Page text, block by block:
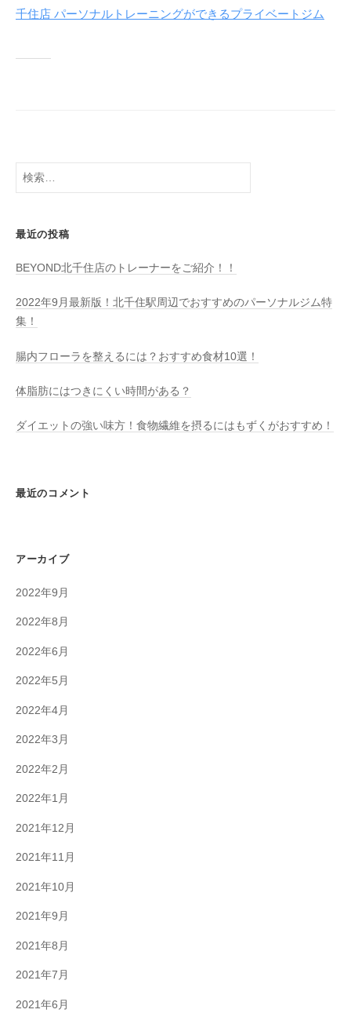
千住店 パーソナルトレーニングができるプライベートジム
検
最近の投稿
BEYOND北千住店のトレーナーをご紹介！！
2022年9月最新版！北千住駅周辺でおすすめのパーソナルジム特
集！
腸内フローラを整えるには？おすすめ食材10選！
体脂肪にはつきにくい時間がある？
ダイエットの強い味方！食物繊維を摂るにはもずくがおすすめ！
最近のコメント
アーカイブ
2022年9月
2022年8月
2022年6月
2022年5月
2022年4月
2022年3月
2022年2月
2022年1月
2021年12月
2021年11月
2021年10月
2021年9月
2021年8月
2021年7月
2021年6月